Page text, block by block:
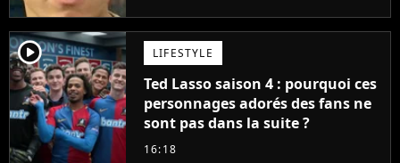
player2 LIFESTYLE
Ted Lasso saison 4 : pourquoi ces
personnages adorés des fans ne
sont pas dans la suite ?
16:18